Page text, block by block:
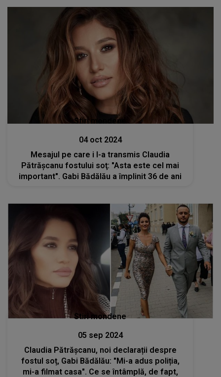
Stiri mondene
04 oct 2024
Mesajul pe care i l-a transmis Claudia
Pătrășcanu fostului soţ: "Asta este cel mai
important". Gabi Bădălău a împlinit 36 de ani
Stiri mondene
05 sep 2024
Claudia Pătrășcanu, noi declarații despre
fostul soț, Gabi Bădălău: "Mi-a adus poliția,
mi-a filmat casa". Ce se întâmplă, de fapt,